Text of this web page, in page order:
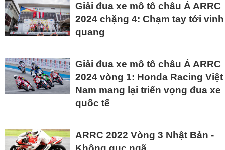
Giải đua xe mô tô châu Á ARRC
2024 chặng 4: Chạm tay tới vinh
quang
Giải đua xe mô tô châu Á ARRC
2024 vòng 1: Honda Racing Việt
Nam mang lại triển vọng đua xe
quốc tế
ARRC 2022 Vòng 3 Nhật Bản -